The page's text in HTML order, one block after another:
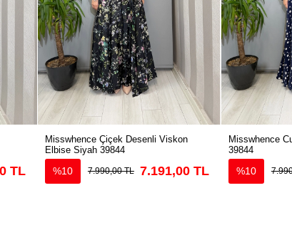
TL
Misswhence Çiçek Desenli Viskon
Elbise Siyah 39844
%10 7.990,00 TL 7.191,00 TL
Misswhence
39844
%10